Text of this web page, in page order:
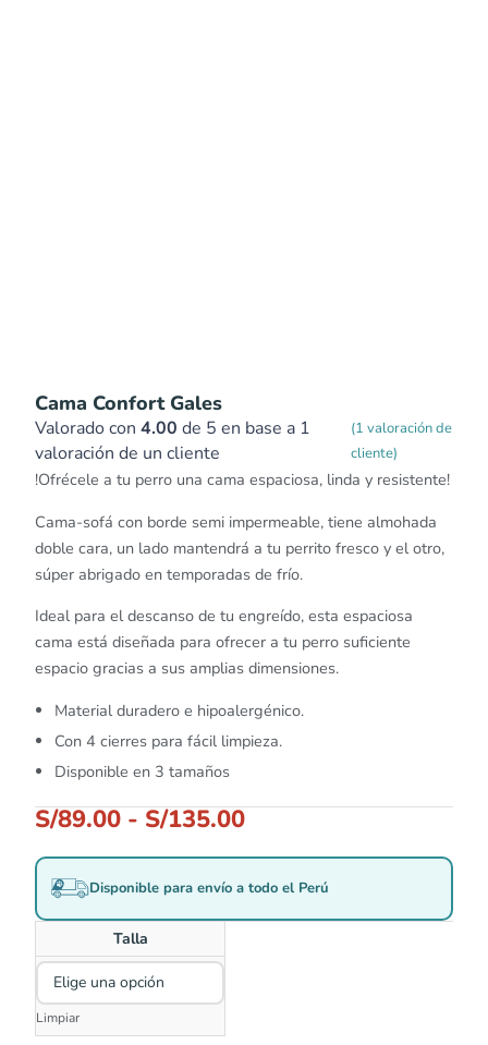
Cama Confort Gales
Valorado con 4.00 de 5 en base a 1
valoración de un cliente
(1 valoración de
cliente)
!Ofrécele a tu perro una cama espaciosa, linda y resistente!
Cama-sofá con borde semi impermeable, tiene almohada
doble cara, un lado mantendrá a tu perrito fresco y el otro,
súper abrigado en temporadas de frío.
Ideal para el descanso de tu engreído, esta espaciosa
cama está diseñada para ofrecer a tu perro suficiente
espacio gracias a sus amplias dimensiones.
Material duradero e hipoalergénico.
Con 4 cierres para fácil limpieza.
Disponible en 3 tamaños
S/89.00 - S/135.00
Disponible para envío a todo el Perú
Talla
Limpiar